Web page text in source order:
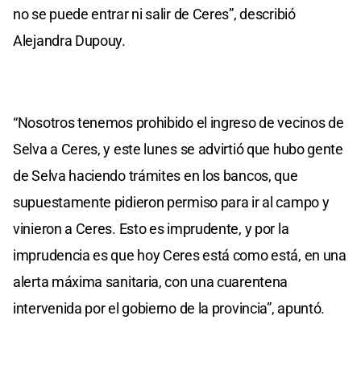
no se puede entrar ni salir de Ceres”, describió
Alejandra Dupouy.
“Nosotros tenemos prohibido el ingreso de vecinos de
Selva a Ceres, y este lunes se advirtió que hubo gente
de Selva haciendo trámites en los bancos, que
supuestamente pidieron permiso para ir al campo y
vinieron a Ceres. Esto es imprudente, y por la
imprudencia es que hoy Ceres está como está, en una
alerta máxima sanitaria, con una cuarentena
intervenida por el gobierno de la provincia”, apuntó.